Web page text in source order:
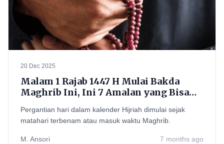
20 Dec 2025
Malam 1 Rajab 1447 H Mulai Bakda
Maghrib Ini, Ini 7 Amalan yang Bisa
Khusus
Pergantian hari dalam kalender Hijriah dimulai sejak
matahari terbenam atau masuk waktu Maghrib.
M. Ansori 7 months ago